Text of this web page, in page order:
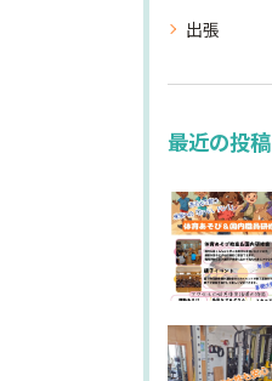
出張
最近の投稿